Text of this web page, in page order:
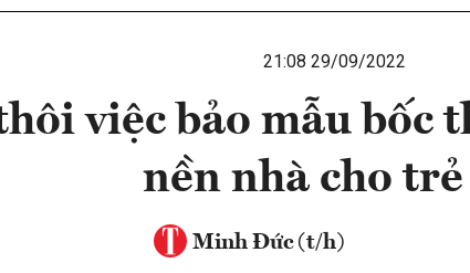
21:08 29/09/2022
việc bảo mẫu bốc
nền nhà cho
Minh Đức (t/h)